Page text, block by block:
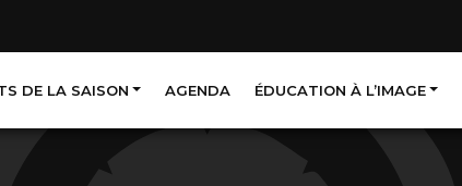
DE LA SAISON AGENDA ÉDUCATION À L’IMAGE